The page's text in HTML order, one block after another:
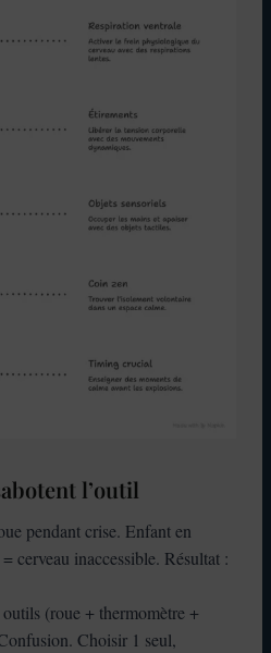
l’outil
pendant crise. Enfant en
cerveau inaccessible. Résultat :
(roue + thermomètre +
Choisir 1 seul,